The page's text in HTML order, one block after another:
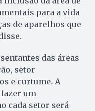
para a vida
de aparelhos que
das áreas
setor
e curtume. A
um
cada setor será